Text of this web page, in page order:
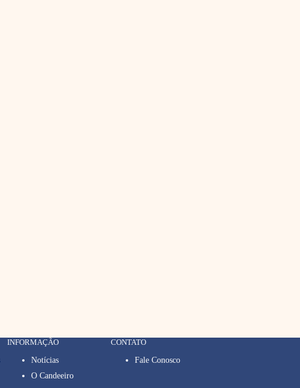
INFORMAÇÃO
Notícias
O Candeeiro
CONTATO
Fale Conosco